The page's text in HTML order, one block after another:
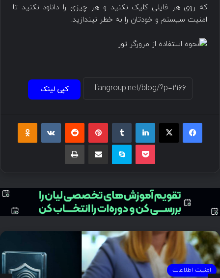
که روی هر فایلی کلیک نکنید و هر چیزی را دانلود نکنید تا
امنیت سیستم و خودتان را به خطر نیندازید.
کپی لینک
امنیت اطلاعات